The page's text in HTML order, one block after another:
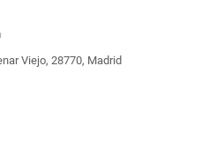
Viejo, 28770, Madrid